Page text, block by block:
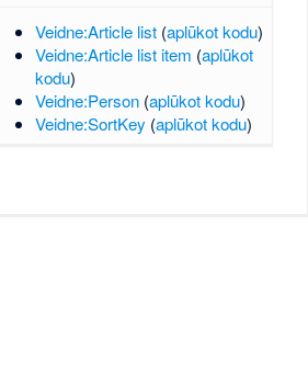
Veidne:Article list (aplūkot kodu)
Veidne:Article list item (aplūkot
kodu)
Veidne:Person (aplūkot kodu)
Veidne:SortKey (aplūkot kodu)